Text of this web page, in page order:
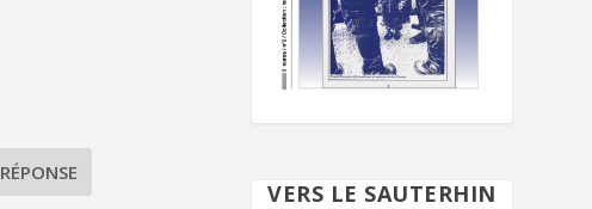
RÉPONSE
VERS LE SAUTERHIN